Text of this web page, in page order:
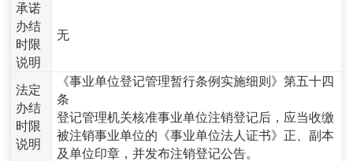
承诺
办结
时限
说明
无
法定
办结
时限
说明
《事业单位登记管理暂行条例实施细则》第五十四
条
登记管理机关核准事业单位注销登记后，应当收缴
被注销事业单位的《事业单位法人证书》正、副本
及单位印章，并发布注销登记公告。